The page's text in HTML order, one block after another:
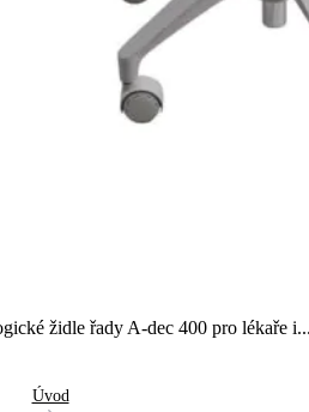
židle řady A-dec 400 pro lékaře
Úvod